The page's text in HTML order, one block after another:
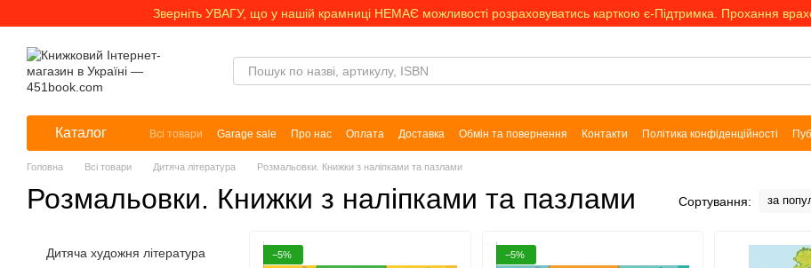
Перейти до основного контентуЗверніть УВАГУ, що у нашій крамниці НЕМАЄ можливості розраховуватись карткою є-Підтримка. Прохання
Каталог Всі товари Garage sale Про нас Оплата Доставка Обмін та повернення Контакти Політика конфіденційності
Головна Всі товари Дитяча література Розмальовки. Книжки з наліпками та пазлами
Розмальовки. Книжки з наліпками та пазлами Сортування: за
−5% −5%
Дитяча художня література